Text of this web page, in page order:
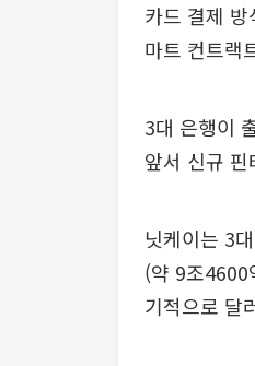
카드 결제
마트 컨트랙
3대 은행이
앞서 신규
닛케이는 3
(약 9조4600
기적으로 달